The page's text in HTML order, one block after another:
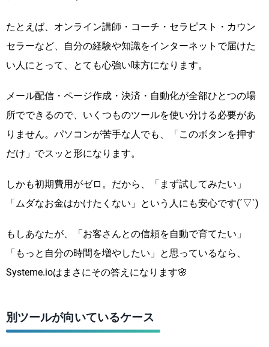
たとえば、オンライン講師・コーチ・セラピスト・カウン
セラーなど、自分の経験や知識をインターネットで届けた
い人にとって、とても心強い味方になります。
メール配信・ページ作成・決済・自動化が全部ひとつの場
所でできるので、いくつものツールを使い分ける必要があ
りません。パソコンが苦手な人でも、「このボタンを押す
だけ」でスッと形になります。
しかも初期費用がゼロ。だから、「まず試してみたい」
「ムダなお金はかけたくない」という人にも安心です(´▽`)
もしあなたが、「お客さんとの信頼を自動で育てたい」
「もっと自分の時間を増やしたい」と思っているなら、
Systeme.ioはまさにその答えになります🌸
別ツールが向いているケース